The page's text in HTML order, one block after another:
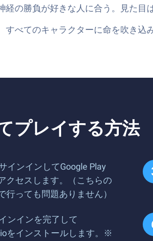
の勝負が好きな人に合う。見た目
べてのキャラクターに命を吹き込
プレイする方法
インインしてGoogle Play
クセスします。（こちらの
行っても問題ありません）
ンインを完了して
をインストールします。※